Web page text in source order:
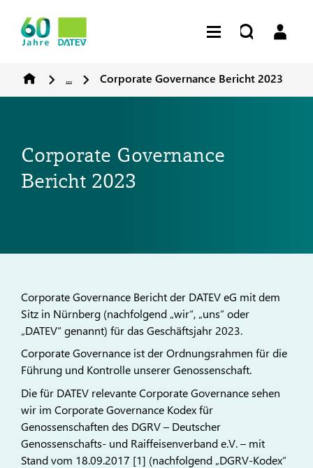
... Corporate Governance Bericht 2023
Corporate Governance
Bericht 2023
Corporate Governance Bericht der DATEV eG mit dem
Sitz in Nürnberg (nachfolgend „wir“, „uns“ oder
„DATEV“ genannt) für das Geschäftsjahr 2023.
Corporate Governance ist der Ordnungsrahmen für die
Führung und Kontrolle unserer Genossenschaft.
Die für DATEV relevante Corporate Governance sehen
wir im Corporate Governance Kodex für
Genossenschaften des DGRV – Deutscher
Genossenschafts- und Raiffeisenverband e.V. – mit
Stand vom 18.09.2017 [1] (nachfolgend „DGRV-Kodex“